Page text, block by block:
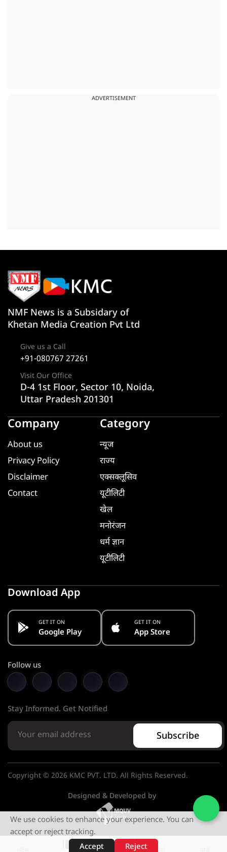
ADVERTISEMENT
NMF News is a Subsidary of
Khetan Media Creation Pvt Ltd
Give us a Call
+91-080767 27261
Visit Our Office
D-4 1st Floor, Sector 10, Noida,
Uttar Pradesh 201301
Company
About us
Privacy Policy
Disclaimer
Contact
Category
न्यूज
राज्य
एक्सक्लूसिव
यूटीलिटी
खेल
मनोरंजन
धर्म ज्ञान
यूटीलिटी
Download App
GET IT ON
Google Play
GET IT ON
App Store
Follow us
Stay Informed. Get Notified
Subscribe
Copyright © 2026 KMC PVT. LTD. All Rights Reserved.
Designed & Developed by
We use cookies to enhance your experience. You can
accept or reject tracking.
Accept
Reject